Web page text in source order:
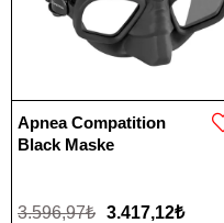
Apnea Compatition
Black Maske
3.417,12₺
3.596,97₺